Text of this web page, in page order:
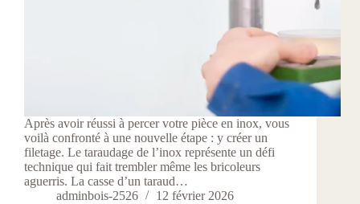
Après avoir réussi à percer votre pièce en inox, vous
voilà confronté à une nouvelle étape : y créer un
filetage. Le taraudage de l’inox représente un défi
technique qui fait trembler même les bricoleurs
aguerris. La casse d’un taraud…
adminbois-2526
12 février 2026